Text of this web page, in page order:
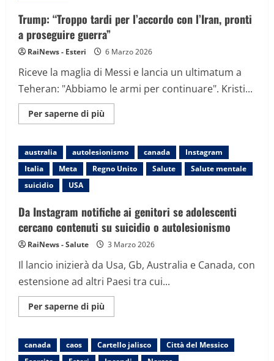
Trump: “Troppo tardi per l’accordo con l’Iran, pronti
a proseguire guerra”
RaiNews - Esteri 6 Marzo 2026
Riceve la maglia di Messi e lancia un ultimatum a
Teheran: "Abbiamo le armi per continuare". Kristi...
Per saperne di più
informazioni
“Troppo
tardi
per
l’accordo
a
proseguire
guerra”
australia autolesionismo canada
Instagram
Italia
Meta Regno Unito Salute
Salute mentale
suicidio
USA
Da Instagram notifiche ai genitori se adolescenti
cercano contenuti su suicidio o autolesionismo
RaiNews - Salute 3 Marzo 2026
Il lancio inizierà da Usa, Gb, Australia e Canada, con
estensione ad altri Paesi tra cui...
Per saperne di più
informazioni
Instagram
notifiche
ai
canada caos Cartello jalisco
Città del Messico